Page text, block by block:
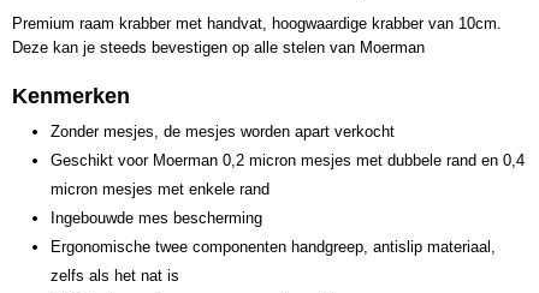
Premium raam krabber met handvat, hoogwaardige krabber van 10cm.
Deze kan je steeds bevestigen op alle stelen van Moerman
Kenmerken
Zonder mesjes, de mesjes worden apart verkocht
Geschikt voor Moerman 0,2 micron mesjes met dubbele rand en 0,4
micron mesjes met enkele rand
Ingebouwde mes bescherming
Ergonomische twee componenten handgreep, antislip materiaal,
zelfs als het nat is